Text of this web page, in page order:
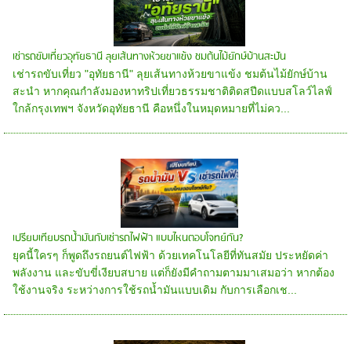
เช่ารถขับเที่ยวอุทัยธานี ลุยเส้นทางห้วยขาแข้ง ชมต้นไม้ยักษ์บ้านสะปัน
เช่ารถขับเที่ยว "อุทัยธานี" ลุยเส้นทางห้วยขาแข้ง ชมต้นไม้ยักษ์บ้าน
สะนำ หากคุณกำลังมองหาทริปเที่ยวธรรมชาติติดสปีดแบบสโลว์ไลฟ์
ใกล้กรุงเทพฯ จังหวัดอุทัยธานี คือหนึ่งในหมุดหมายที่ไม่คว...
เปรียบเทียบรถน้ำมันกับเช่ารถไฟฟ้า แบบไหนตอบโจทย์กัน?
ยุคนี้ใครๆ ก็พูดถึงรถยนต์ไฟฟ้า ด้วยเทคโนโลยีที่ทันสมัย ประหยัดค่า
พลังงาน และขับขี่เงียบสบาย แต่ก็ยังมีคำถามตามมาเสมอว่า หากต้อง
ใช้งานจริง ระหว่างการใช้รถน้ำมันแบบเดิม กับการเลือกเช...